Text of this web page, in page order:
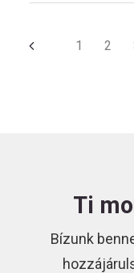
1 2
Ti
Bízunk